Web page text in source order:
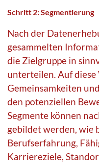
Schritt 2: Segmentierung
Nach der
gesammelten
die Zielgruppe in
unterteilen. Auf diese
Gemeinsamkeiten
den potenziellen
Segmente können
gebildet werden, wie
Berufserfahrung,
Karriereziele,